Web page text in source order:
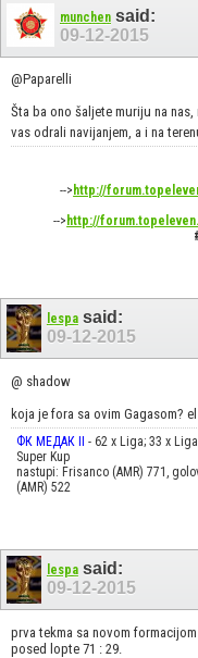
munchen said:
09-12-2015
@Paparelli
Šta ba ono šaljete muriju na
vas odrali navijanjem, a i na
--> http://
--> http://
lespasaid:
09-12-2015
@ shadow
koja je fora sa ovim Gagasom?
ФК МЕДАК II
- 62 x Liga; 33 x
Super Kup
nastupi: Frisanco (AMR) 771,
(AMR) 522
lespasaid:
09-12-2015
prva tekma sa novom
posed lopte 71 : 29.